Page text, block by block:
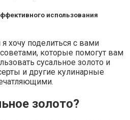
использования
хочу поделиться с вами
которые помогут вам
сусальное золото и
и другие кулинарные
золото?